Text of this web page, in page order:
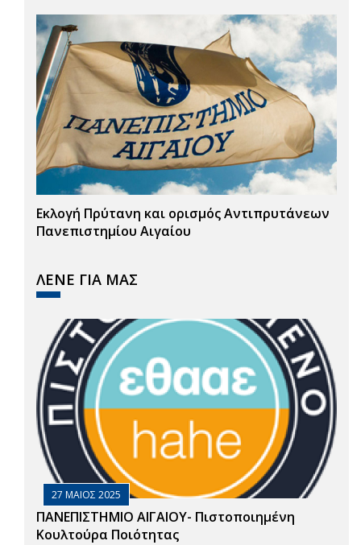
Εκλογή Πρύτανη και ορισμός Αντιπρυτάνεων
Πανεπιστημίου Αιγαίου
ΛΕΝΕ ΓΙΑ ΜΑΣ
27 ΜΑΙΟΣ 2025
ΠΑΝΕΠΙΣΤΗΜΙΟ ΑΙΓΑΙΟΥ- Πιστοποιημένη
Κουλτούρα Ποιότητας